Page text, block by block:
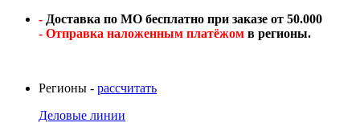
- Доставка по МО бесплатно при заказе от 50.000
- Отправка наложенным платёжом в регионы.
Регионы - рассчитать
Деловые линии